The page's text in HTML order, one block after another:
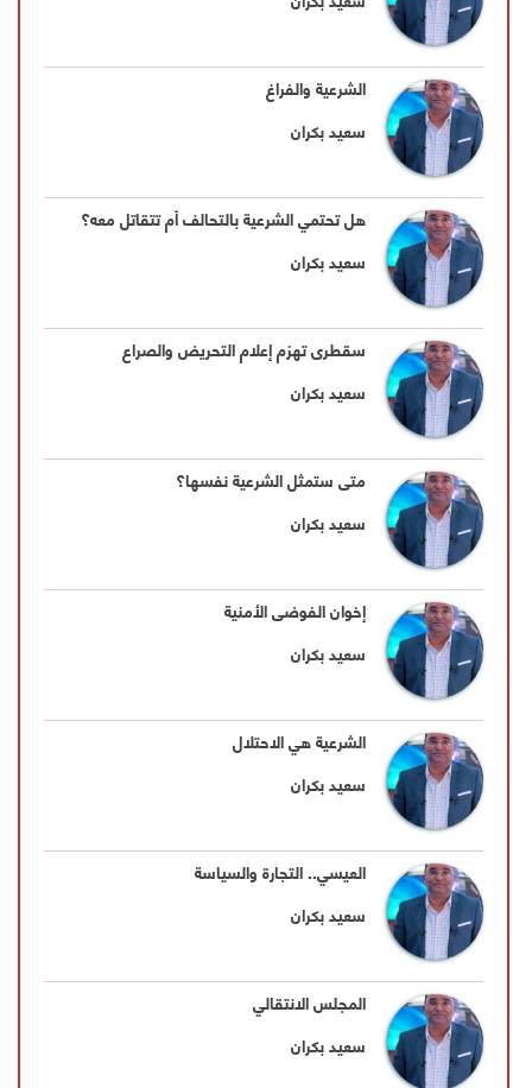
الشرعية والفراغ
سعيد بكران
هل تحتمي الشرعية بالتحالف أم تتقاتل معه؟
سعيد بكران
سقطرى تهزم إعلام التحريض والصراع
سعيد بكران
متى ستمثل الشرعية نفسها؟
سعيد بكران
إخوان الفوضى الأمنية
سعيد بكران
الشرعية هي الاحتلال
سعيد بكران
العيسي.. التجارة والسياسة
سعيد بكران
المجلس الانتقالي
سعيد بكران